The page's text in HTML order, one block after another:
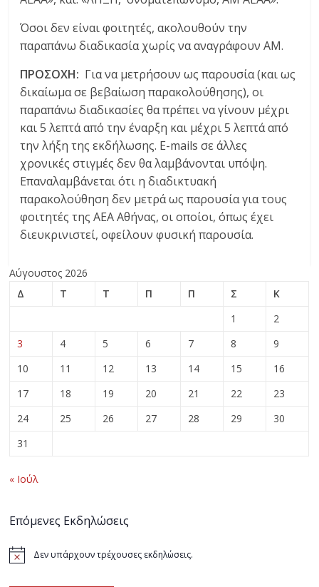
Όσοι δεν είναι φοιτητές, ακολουθούν την
παραπάνω διαδικασία χωρίς να αναγράφουν ΑΜ.
ΠΡΟΣΟΧΗ: Για να μετρήσουν ως παρουσία (και ως
δικαίωμα σε βεβαίωση παρακολούθησης), οι
παραπάνω διαδικασίες θα πρέπει να γίνουν μέχρι
και 5 λεπτά από την έναρξη και μέχρι 5 λεπτά από
την λήξη της εκδήλωσης. E-mails σε άλλες
χρονικές στιγμές δεν θα λαμβάνονται υπόψη.
Επαναλαμβάνεται ότι η διαδικτυακή
παρακολούθηση δεν μετρά ως παρουσία για τους
φοιτητές της ΑΕΑ Αθήνας, οι οποίοι, όπως έχει
διευκρινιστεί, οφείλουν φυσική παρουσία.
Αύγουστος 2026
Δ
Τ Τ Π Π Σ
Κ
1
2
3
4 5 6 7 8
9
10
11 12 13 14 15
16
17
18 19 20 21 22
23
24
25 26 27 28 29
30
31
« Ιούλ
Επόμενες Εκδηλώσεις
Δεν υπάρχουν τρέχουσες εκδηλώσεις.